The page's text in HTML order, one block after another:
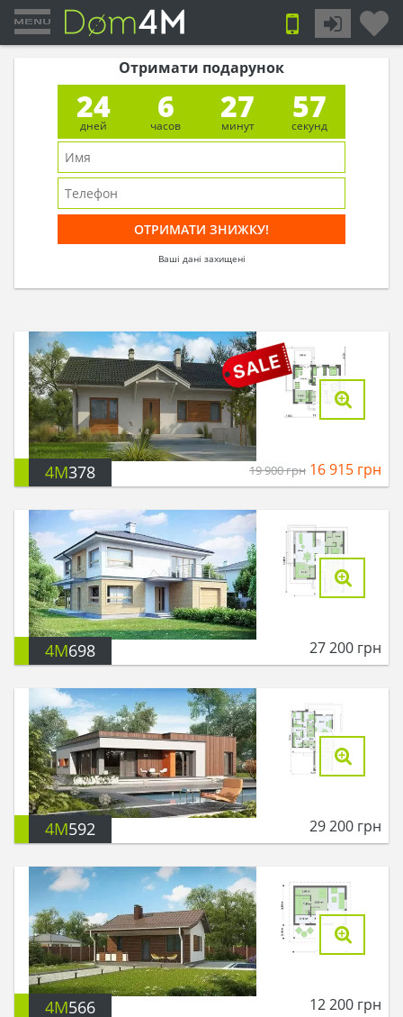
Отримати подарунок
24
дней
6
часов
27
минут
56
секунд
Ваші дані захищені
4M378 19 900грн 16 915 грн
4M698 27 200 грн
4M592 29 200 грн
4M566 12 200 грн